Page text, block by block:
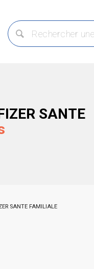
SANTE
SANTE FAMILIALE